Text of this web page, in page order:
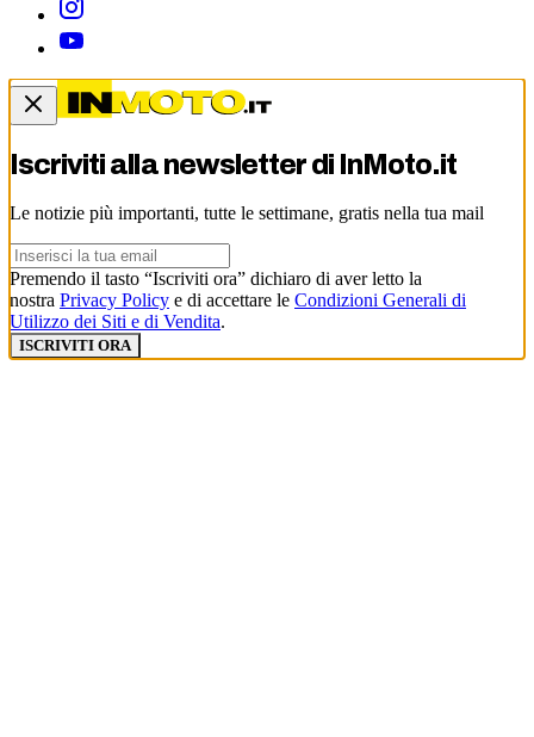
Iscriviti alla newsletter di InMoto.it
Le notizie più importanti, tutte le settimane, gratis nella tua mail
Premendo il tasto “Iscriviti ora” dichiaro di aver letto la
nostra Privacy Policy e di accettare le Condizioni Generali di
Utilizzo dei Siti e di Vendita.
ISCRIVITI ORA